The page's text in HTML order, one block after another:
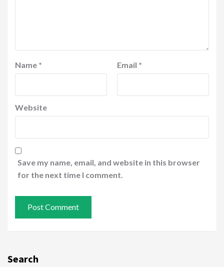
Name * Email *
Website
Save my name, email, and website in this browser
for the next time I comment.
Search